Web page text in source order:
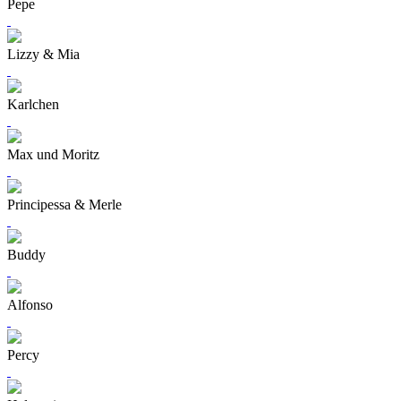
Pepe
Lizzy & Mia
Karlchen
Max und Moritz
Principessa & Merle
Buddy
Alfonso
Percy